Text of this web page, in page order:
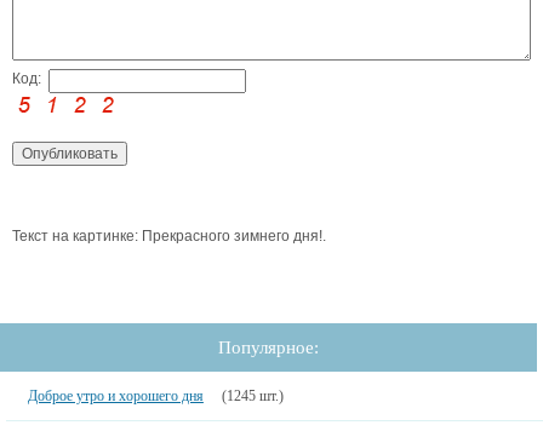
Код:
Текст на картинке: Прекрасного зимнего дня!.
Популярное:
Доброе утро и хорошего дня (1245 шт.)